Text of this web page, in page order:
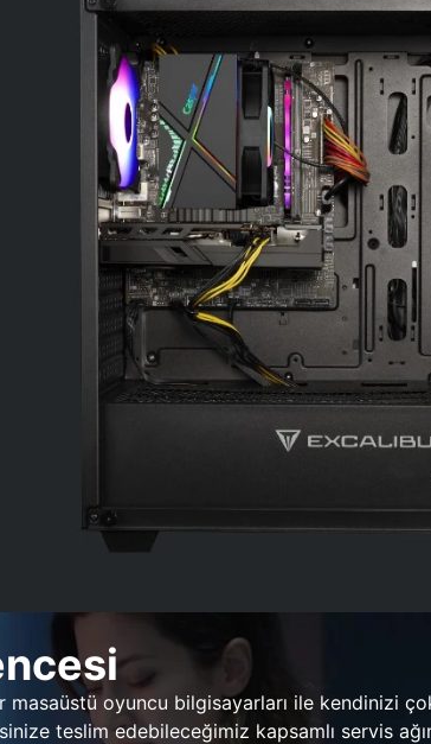
oyuncu bilgisayarları ile kendinizi
teslim edebileceğimiz kapsamlı servis